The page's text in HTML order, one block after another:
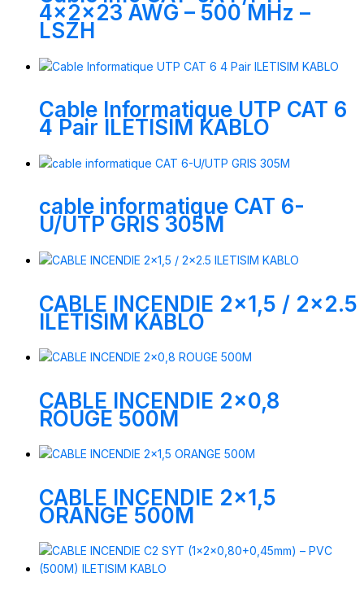
4x2x23 AWG – 500 MHz –
LSZH
Cable Informatique UTP CAT 6
4 Pair ILETISIM KABLO
cable informatique CAT 6-
U/UTP GRIS 305M
CABLE INCENDIE 2×1,5 / 2×2.5
ILETISIM KABLO
CABLE INCENDIE 2×0,8
ROUGE 500M
CABLE INCENDIE 2×1,5
ORANGE 500M